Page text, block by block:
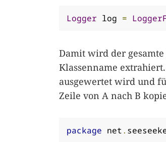
Logger log =
Damit wird der
Klassenname
ausgewertet wird und
Zeile von A nach B
package net.